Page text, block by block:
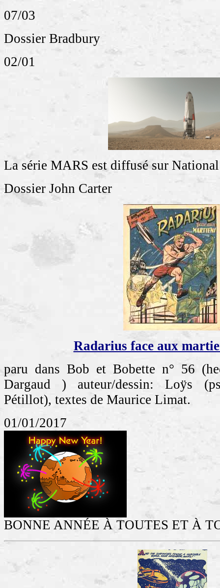
07/03
Dossier Bradbury
02/01
La série MARS est diffusé sur
Dossier John Carter
Radarius face aux
paru dans Bob et Bobette n° 56
Dargaud ) auteur/dessin: Loÿs
Pétillot), textes de Maurice Limat.
01/01/2017
BONNE ANNÉE À TOUTES ET À